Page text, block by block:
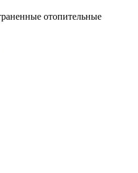
отопительные